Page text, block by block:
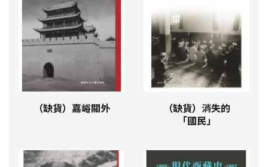
（缺貨）嘉峪關外
（缺貨）消失的
「國民」